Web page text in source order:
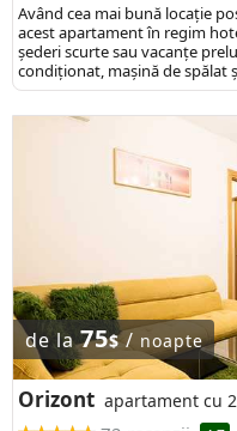
Având cea mai bună locaţie
acest apartament în regim
șederi scurte sau vacanţe
condiționat, mașină de spălat
de la75$/ noapte
Orizont apartament cu